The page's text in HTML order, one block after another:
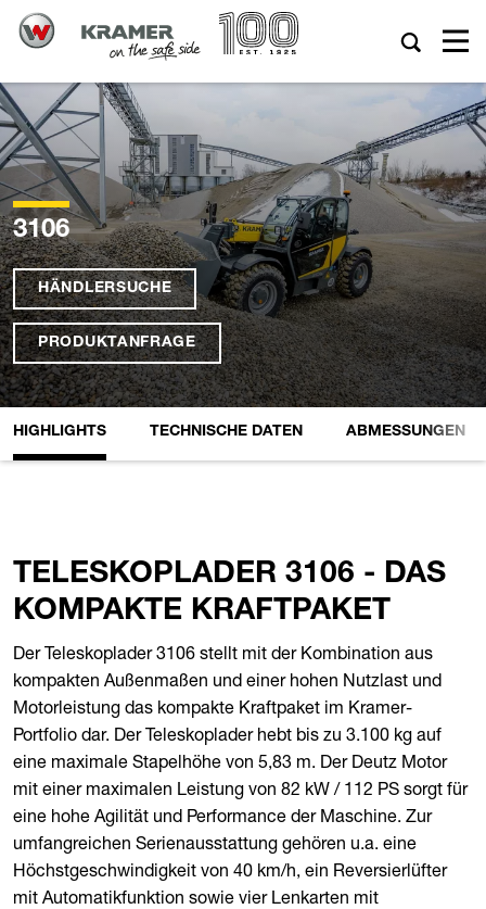
3106
HÄNDLERSUCHE
PRODUKTANFRAGE
HIGHLIGHTS TECHNISCHE DATEN ABMESSUNGEN
TELESKOPLADER 3106 - DAS
KOMPAKTE KRAFTPAKET
Der Teleskoplader 3106 stellt mit der Kombination aus
kompakten Außenmaßen und einer hohen Nutzlast und
Motorleistung das kompakte Kraftpaket im Kramer-
Portfolio dar. Der Teleskoplader hebt bis zu 3.100 kg auf
eine maximale Stapelhöhe von 5,83 m. Der Deutz Motor
mit einer maximalen Leistung von 82 kW / 112 PS sorgt für
eine hohe Agilität und Performance der Maschine. Zur
umfangreichen Serienausstattung gehören u.a. eine
Höchstgeschwindigkeit von 40 km/h, ein Reversierlüfter
mit Automatikfunktion sowie vier Lenkarten mit